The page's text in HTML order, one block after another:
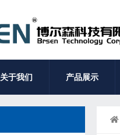
关于我们 产品展示